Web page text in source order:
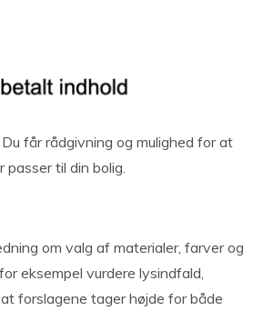
får rådgivning og mulighed for at
passer til din bolig.
om valg af materialer, farver og
eksempel vurdere lysindfald,
forslagene tager højde for både